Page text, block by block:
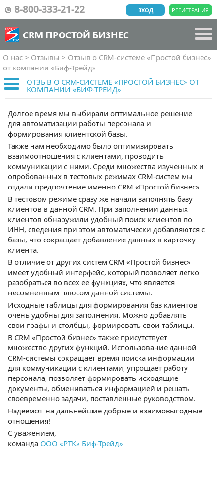
8-800-333-21-22 РЕГИСТРАЦИЯ
ВХОД
CRM ПРОСТОЙ БИЗНЕС
О нас > Отзывы > Отзыв о CRM-системе «Простой бизнес»
от компании «Биф-Трейд»
ОТЗЫВ О CRM-СИСТЕМЕ «ПРОСТОЙ БИЗНЕС» ОТ
КОМПАНИИ «БИФ-ТРЕЙД»
Долгое время мы выбирали оптимальное решение
для автоматизации работы персонала и
формирования клиентской базы.
Также нам необходимо было оптимизировать
взаимоотношения с клиентами, проводить
коммуникации с ними. Среди множества изученных и
опробованных в тестовых режимах CRM-систем мы
отдали предпочтение именно CRM «Простой бизнес».
В тестовом режиме сразу же начали заполнять базу
клиентов в данной CRM. При заполнении данных
клиентов обнаружили удобный поиск клиентов по
ИНН, сведения при этом автоматически добавляются с
базы, что сокращает добавление данных в карточку
клиента.
В отличие от других систем CRM «Простой бизнес»
имеет удобный интерфейс, который позволяет легко
разобраться во всех ее функциях, что является
несомненным плюсом данной системы.
Исходные таблицы для формирования баз клиентов
очень удобны для заполнения. Можно добавлять
свои графы и столбцы, формировать свои таблицы.
В CRM «Простой бизнес» также присутствует
множество других функций. Использование данной
CRM-системы сокращает время поиска информации
для коммуникации с клиентами, упрощает работу
персонала, позволяет формировать исходящие
документы, обмениваться информацией и решать
своевременно задачи, поставленные руководством.
Надеемся на дальнейшие добрые и взаимовыгодные
отношения!
С уважением,
команда ООО «РТК» Биф-Трейд».